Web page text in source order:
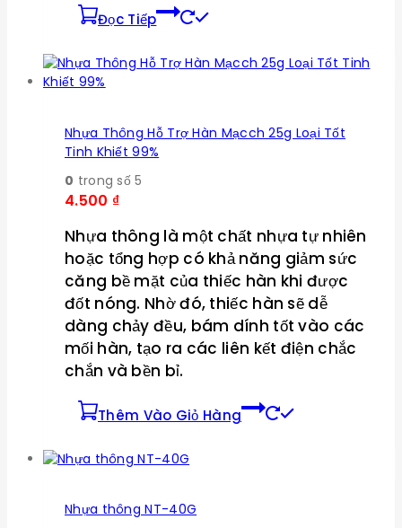
Đọc Tiếp
Nhựa Thông Hỗ Trợ Hàn Mạcch 25g Loại Tốt
Tinh Khiết 99%
0 trong số 5
4.500 ₫
Nhựa thông là một chất nhựa tự nhiên
hoặc tổng hợp có khả năng giảm sức
căng bề mặt của thiếc hàn khi được
đốt nóng. Nhờ đó, thiếc hàn sẽ dễ
dàng chảy đều, bám dính tốt vào các
mối hàn, tạo ra các liên kết điện chắc
chắn và bền bỉ.
Thêm Vào Giỏ Hàng
Nhựa thông NT-40G